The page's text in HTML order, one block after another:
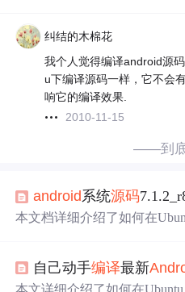
纠结的木棉花
我个人觉得编译android源
u下编译源码一样，它不会
响它的编译效果.
2010-11-15
——到
android系统源码
本文档详细介绍了如何在
结果运行到Nexus 5X设备上
改与SDK编译测试，适合对
自己动手编译最新
本文详细介绍了如何在Ubuntu